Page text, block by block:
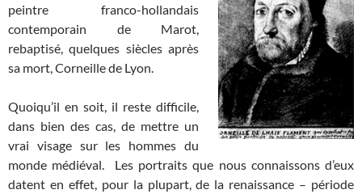
peintre franco-hollandais
contemporain de Marot,
rebaptisé, quelques siècles après
sa mort, Corneille de Lyon.
Quoiqu’il en soit, il reste difficile,
dans bien des cas, de mettre un
vrai visage sur les hommes du
monde médiéval. Les portraits que nous connaissons d’eux
datent en effet, pour la plupart, de la renaissance – période